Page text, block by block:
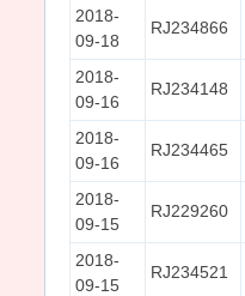
2018-
09-18
RJ234866
2018-
09-16
RJ234148
2018-
09-16
RJ234465
2018-
09-15
RJ229260
2018-
09-15
RJ234521